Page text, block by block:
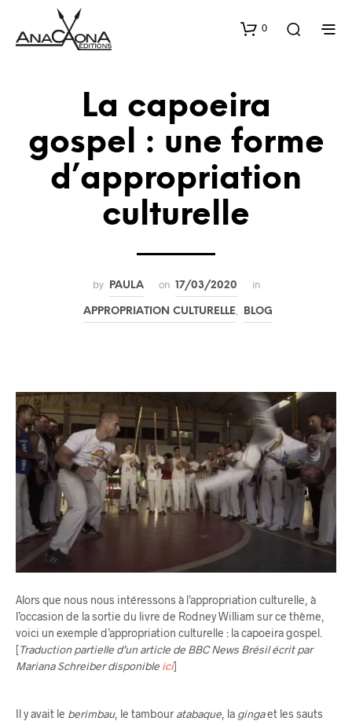
0
La capoeira
gospel : une forme
d’appropriation
culturelle
by PAULA on 17/03/2020 in
APPROPRIATION CULTURELLE, BLOG
Alors que nous nous intéressons à l’appropriation culturelle, à
l’occasion de la sortie du livre de Rodney William sur ce thème,
voici un exemple d’appropriation culturelle : la capoeira gospel.
[Traduction partielle d’un article de BBC News Brésil écrit par
Mariana Schreiber disponible ici]
Il y avait le berimbau, le tambour atabaque , la gingaet les sauts